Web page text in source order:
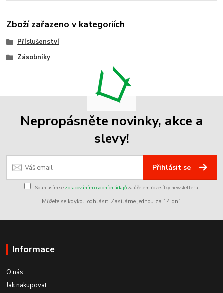
Zboží zařazeno v kategoriích
Příslušenství
Zásobníky
Nepropásněte novinky, akce a
slevy!
Přihlásit se
Souhlasím se zpracováním osobních údajůza účelem rozesílky newsletteru.
Můžete se kdykoli odhlásit. Zasíláme jednou za 14 dní.
Informace
O nás
Jak nakupovat